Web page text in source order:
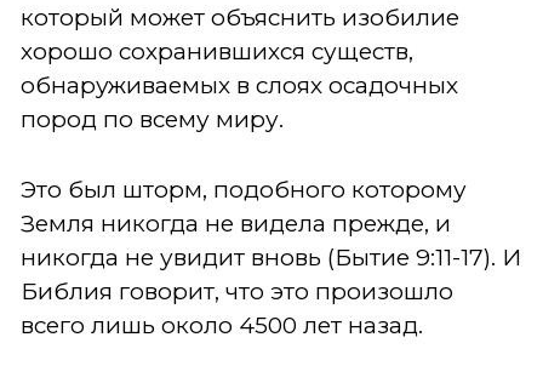
который может объяснить изобилие
хорошо сохранившихся существ,
обнаруживаемых в слоях осадочных
пород по всему миру.
Это был шторм, подобного которому
Земля никогда не видела прежде, и
никогда не увидит вновь (Бытие 9:11-17). И
Библия говорит, что это произошло
всего лишь около 4500 лет назад.